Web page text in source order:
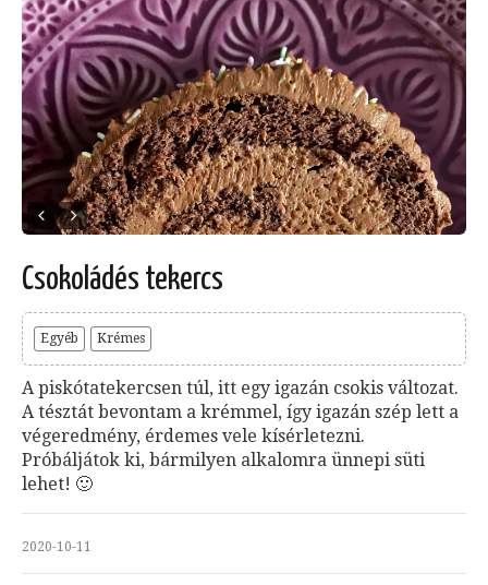
Csokoládés tekercs
Egyéb Krémes
A piskótatekercsen túl, itt egy igazán csokis változat.
A tésztát bevontam a krémmel, így igazán szép lett a
végeredmény, érdemes vele kísérletezni.
Próbáljátok ki, bármilyen alkalomra ünnepi süti
lehet! 🙂
2020-10-11